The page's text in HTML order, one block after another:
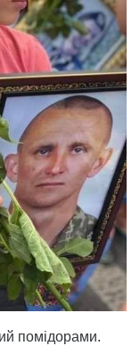
помідорами.